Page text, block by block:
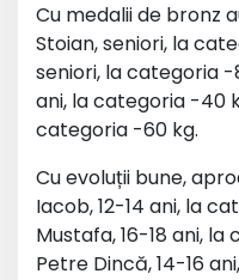
Cu medalii de bronz
Stoian, seniori, la
seniori, la categoria -
ani, la categoria -40
categoria -60 kg.
Cu evoluții bune,
Iacob, 12-14 ani, la
Mustafa, 16-18 ani, la
Petre Dincă, 14-16